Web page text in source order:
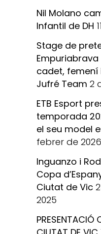
Nil Molano
Infantil de DH
Stage de
cadet, femení
Jufré Team 2
ETB Esport
temporada
el seu model
febrer de 2026
Inguanzo i
Copa
Ciutat de Vic
2025
PRESENTACIÓ